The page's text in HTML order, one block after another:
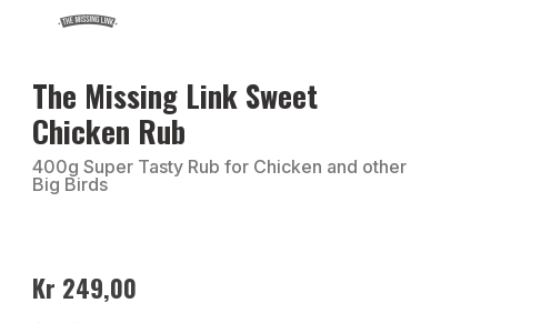
The Missing Link Sweet
Chicken Rub
400g Super Tasty Rub for Chicken and other
Big Birds
Kr 249,00